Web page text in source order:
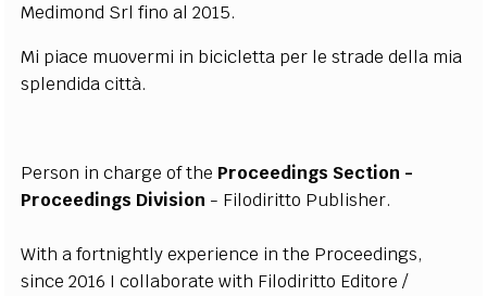
Medimond Srl fino al 2015.
Mi piace muovermi in bicicletta per le strade della mia
splendida città.
Person in charge of the Proceedings Section -
Proceedings Division - Filodiritto Publisher.
With a fortnightly experience in the Proceedings,
since 2016 I collaborate with Filodiritto Editore /